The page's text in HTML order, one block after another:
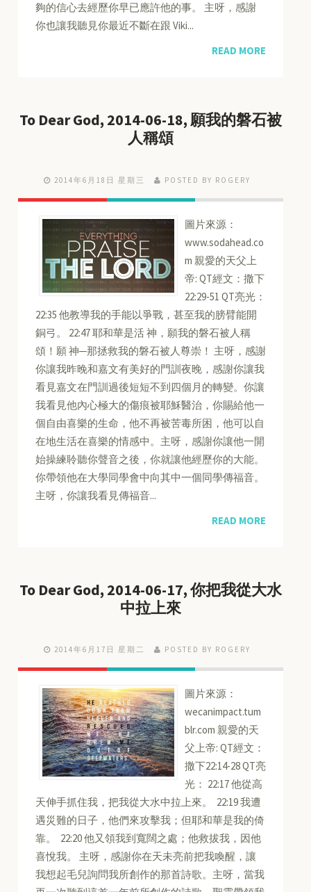
夠的信心去經歷你早已應許他的事。 主呀，感謝
你也讓我聽見你最近不斷在跟 Viki...
READ MORE
To Dear God, 2014-06-18, 願我的磐石被
人稱頌
2014年6月18日 星期三 POSTED BY ROGERY
圖片來源：
www.sodahead.co
m 親愛的天父上
帝: QT經文：撒下
22:29-51 QT亮光：
22:35 他教導我的手能以爭戰，甚至我的膀臂能開
銅弓。 22:47 耶和華是活 神，願我的磐石被人稱
頌！願 神─那拯救我的磐石被人尊崇！ 主呀，感謝
你讓我昨晚和嘉文有美好的門訓夜晚，感謝你讓我
看見嘉文在門訓過後短短不到四個月的轉變。你讓
我看見他內心極大的傷痕被耶穌醫治，你賜給他一
個自由喜樂的生命，他不再被苦毒所困，他可以自
在地生活在喜樂的情感中。主呀，感謝你讓他一開
始操練聆聽你聲音之後，你就讓他經歷你的大能。
你帶領他在大學同學會中向其中一個同學傳福音。
主呀，你讓我看見傳福音...
READ MORE
To Dear God, 2014-06-17, 你把我從大水
中拉上來
2014年6月17日 星期二 POSTED BY ROGERY
圖片來源：
wecanimpact.tum
blr.com 親愛的天
父上帝: QT經文：
撒下22:14-28 QT亮
光： 22:17 他從高
天伸手抓住我，把我從大水中拉上來。 22:19 我遭
遇災難的日子，他們來攻擊我；但耶和華是我的倚
靠。 22:20 他又領我到寬闊之處；他救拔我，因他
喜悅我。 主呀，感謝你在天未亮前把我喚醒，讓
我想起毛兒詢問我所創作的那首詩歌。主呀，當我